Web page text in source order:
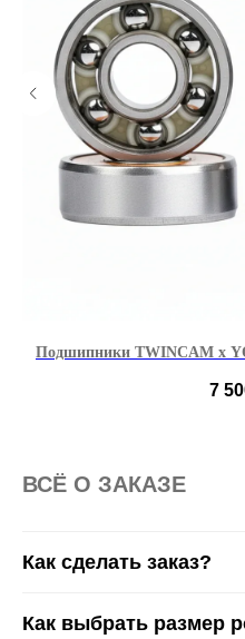
Подшипники TWINCAM x
7
ВСË О ЗАКАЗЕ
Как сделать заказ?
Как выбрать размер